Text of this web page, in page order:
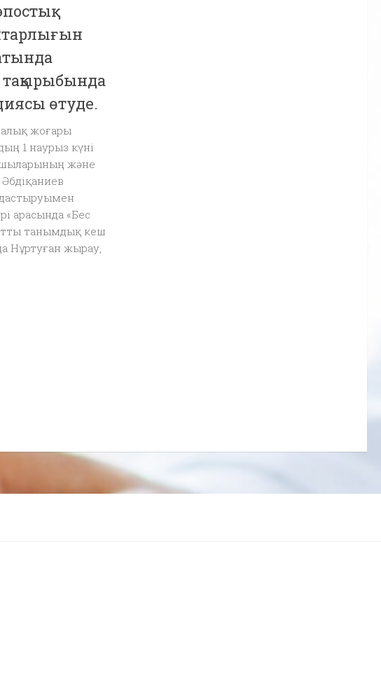
тақырыбында
өтуде.
жоғары
1 наурыз күні
және
арасында «Бес
танымдық кеш
Нұртуған жырау,